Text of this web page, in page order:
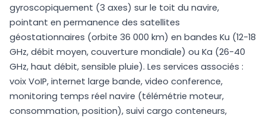
gyroscopiquement (3 axes) sur le toit du navire,
pointant en permanence des satellites
géostationnaires (orbite 36 000 km) en bandes Ku (12-18
GHz, débit moyen, couverture mondiale) ou Ka (26-40
GHz, haut débit, sensible pluie). Les services associés :
voix VoIP, internet large bande, video conference,
monitoring temps réel navire (télémétrie moteur,
consommation, position), suivi cargo conteneurs,